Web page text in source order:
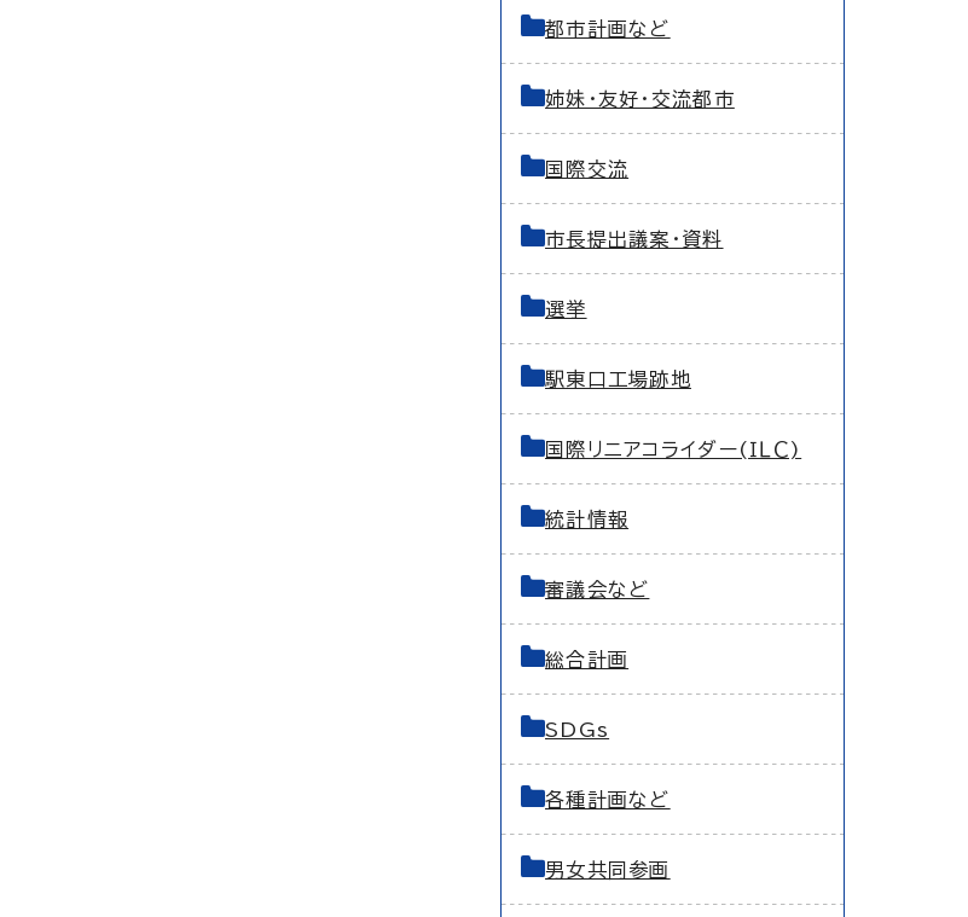
都市計画など
姉妹・友好・交流都市
国際交流
市長提出議案・資料
選挙
駅東口工場跡地
国際リニアコライダー(ＩＬＣ)
統計情報
審議会など
総合計画
SDGs
各種計画など
男女共同参画